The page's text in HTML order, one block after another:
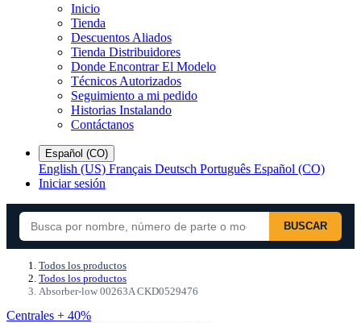
Inicio
Tienda
Descuentos Aliados
Tienda Distribuidores
Donde Encontrar El Modelo
Técnicos Autorizados
Seguimiento a mi pedido
Historias Instalando
Contáctanos
Español (CO)
English (US) Français Deutsch Português Español (CO)
Iniciar sesión
BUSCAR
Todos los productos
Todos los productos
Absorber-low 00263A CKD0529476
Centrales + 40%